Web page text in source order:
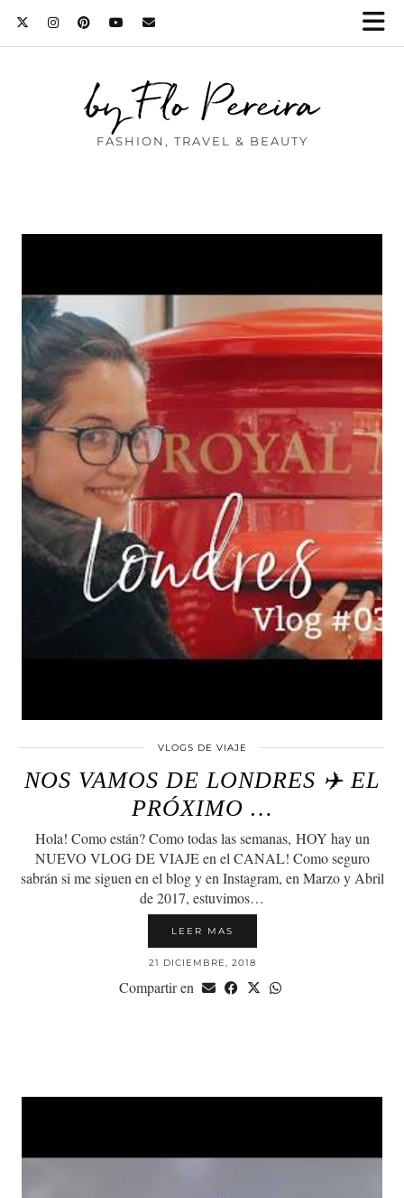
by Flo Pereira
FASHION, TRAVEL & BEAUTY
VLOGS DE VIAJE
NOS VAMOS DE LONDRES ✈️ EL
PRÓXIMO …
Hola! Como están? Como todas las semanas, HOY hay un
NUEVO VLOG DE VIAJE en el CANAL! Como seguro
sabrán si me siguen en el blog y en Instagram, en Marzo y Abril
de 2017, estuvimos…
LEER MAS
21 DICIEMBRE, 2018
Compartir en